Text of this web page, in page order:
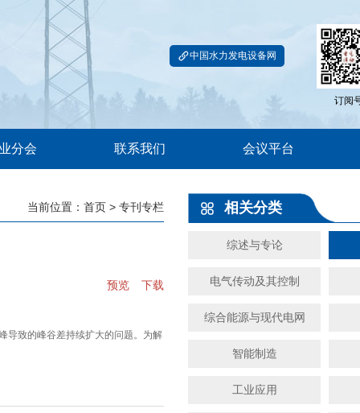
订阅
中国水力发电设备网
分会 联系我们 会议平台
当前位置： 首页 > 专刊专栏
下载
预览
导致的峰谷差持续扩大的问题。为解
相关分类
综述与专论
电气传动及其控制
综合能源与现代电网
智能制造
工业应用